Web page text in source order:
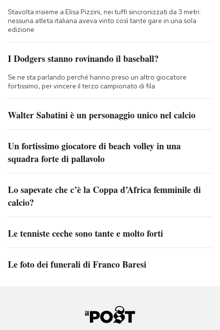
Stavolta insieme a Elisa Pizzini, nei tuffi sincronizzati da 3 metri:
nessuna atleta italiana aveva vinto così tante gare in una sola
edizione
I Dodgers stanno rovinando il baseball?
Se ne sta parlando perché hanno preso un altro giocatore
fortissimo, per vincere il terzo campionato di fila
Walter Sabatini è un personaggio unico nel calcio
Un fortissimo giocatore di beach volley in una
squadra forte di pallavolo
Lo sapevate che c’è la Coppa d’Africa femminile di
calcio?
Le tenniste ceche sono tante e molto forti
Le foto dei funerali di Franco Baresi